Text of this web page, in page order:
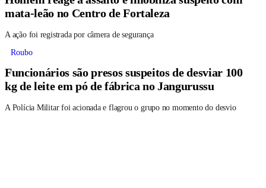
mata-leão no Centro de Fortaleza
A ação foi registrada por câmera de segurança
Roubo
Funcionários são presos suspeitos de desviar 100
kg de leite em pó de fábrica no Jangurussu
A Polícia Militar foi acionada e flagrou o grupo no momento do desvio